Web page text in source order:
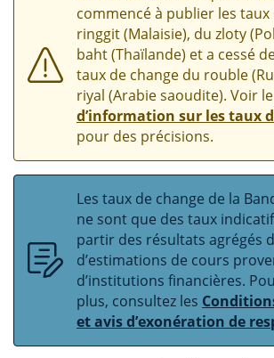
commencé à publier les taux
ringgit (Malaisie), du zloty
baht (Thaïlande) et a cessé
taux de change du rouble
riyal (Arabie saoudite). Voir le
d’information sur les taux
pour des précisions.
Les taux de change de la
ne sont que des taux
partir des résultats agrégés
d’estimations de cours
d’institutions financières.
plus, consultez les
et avis d’exonération de